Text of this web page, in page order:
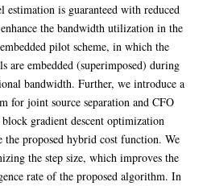
estimation is guaranteed with reduced
the bandwidth utilization in the
pilot scheme, in which the
are embedded (superimposed) during
bandwidth. Further, we introduce a
for joint source separation and CFO
gradient descent optimization
proposed hybrid cost function. We
the step size, which improves the
rate of the proposed algorithm. In